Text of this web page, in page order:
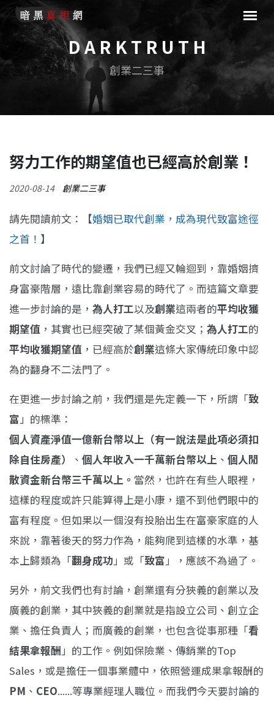
D A R K T R U T H
創業二三事
努力工作的期望值也已經高於創業！
2020-08-14 創業二三事
請先閱讀前文：【婚姻已取代創業，成為現代致富途徑
之首！ 】
前文討論了時代的變遷，我們已經又輪迴到，靠婚姻擠
身富豪階層，遠比靠創業容易的時代了。而這篇文章要
進一步討論的是， 為人打工以及創業這兩者的平均收獲
期望值 ，其實也已經突破了某個黃金交叉； 為人打工的
平均收獲期望值 ，已經高於創業這條大家傳統印象中認
為的翻身不二法門了。
在更進一步討論之前，我們還是先定義一下，所謂「致
富」的標準：
個人資產淨值一億新台幣以上（有一說法是此項必須扣
除自住房產）
、 個人年收入一千萬新台幣以上 、 個人閒
散資金新台幣三千萬以上。 當然，也許在有些人眼裡，
這樣的程度或許只能算得上是小康，還不到他們眼中的
富有程度。但如果以一個沒有投胎出生在富豪家庭的人
來說，靠著後天的努力作為，能夠爬到這樣的水準，基
本上歸類為「翻身成功」或「致富」，應該不為過了。
另外，前文我們也有討論，創業還有分狹義的創業以及
廣義的創業，其中狹義的創業就是指設立公司、創立企
業、擔任負責人；而廣義的創業，也包含從事那種「看
結果拿報酬」的工作。例如保險業、傳銷業的Top
Sales，或是擔任一個事業體中，依照營運成果拿報酬的
PM 、 CEO......等專業經理人職位。而我們今天要討論的